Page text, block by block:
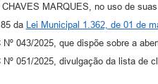
MARQUES, no uso de
da
Lei Municipal 1.362, de 01 de
043/2025, que dispõe sobre a
051/2025, divulgação da lista